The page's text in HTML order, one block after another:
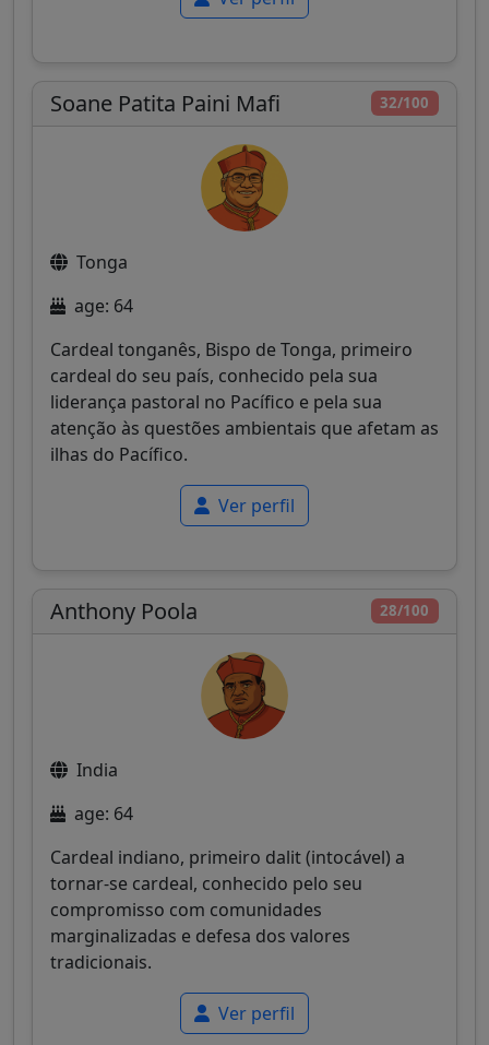
32/100
Soane Patita Paini Mafi
Tonga
age: 64
Cardeal tonganês, Bispo de Tonga, primeiro
cardeal do seu país, conhecido pela sua
liderança pastoral no Pacífico e pela sua
atenção às questões ambientais que afetam as
ilhas do Pacífico.
Ver perfil
28/100
Anthony Poola
India
age: 64
Cardeal indiano, primeiro dalit (intocável) a
tornar-se cardeal, conhecido pelo seu
compromisso com comunidades
marginalizadas e defesa dos valores
tradicionais.
Ver perfil